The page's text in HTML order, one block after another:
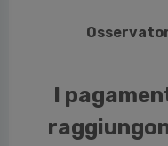
I